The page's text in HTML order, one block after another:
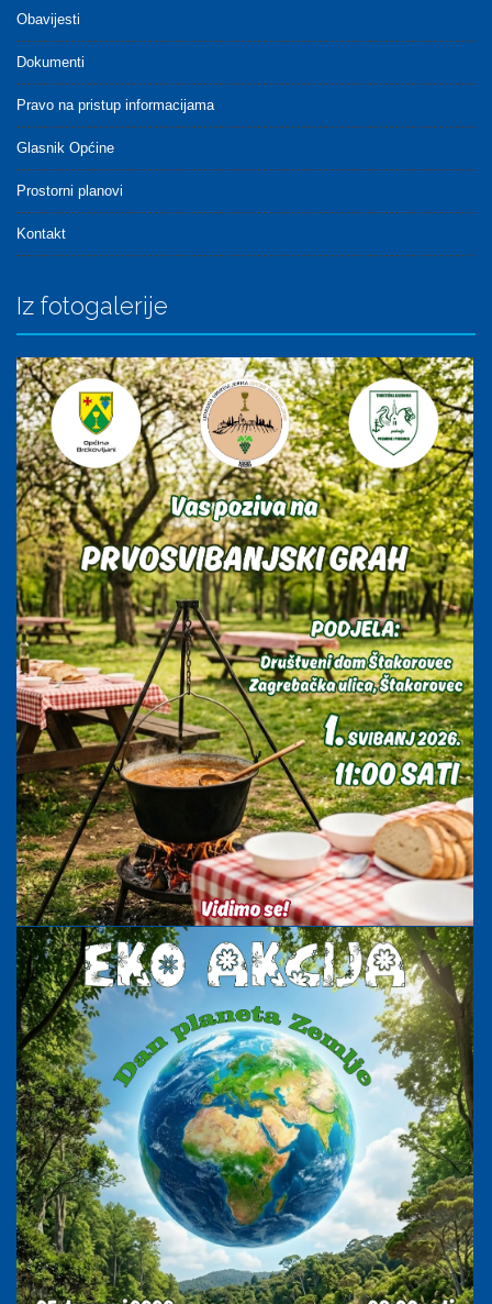
Obavijesti
Dokumenti
Pravo na pristup informacijama
Glasnik Općine
Prostorni planovi
Kontakt
Iz fotogalerije